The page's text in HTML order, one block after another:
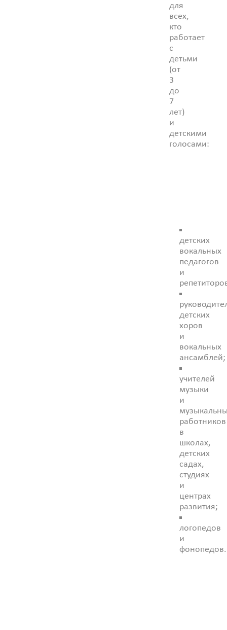
для
всех,
кто
работает
с
детьми
(от
3
до
7
лет)
и
детскими
голосами:
детских
вокальных
педагогов
и
детских
хоров
и
вокальных
ансамблей;
учителей
музыки
и
работников
в
школах,
детских
садах,
студиях
и
центрах
развития;
логопедов
и
фонопедов.